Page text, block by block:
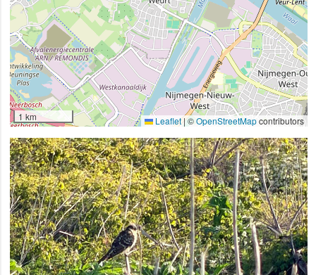
1 km Leaflet|©OpenStreetMapcontributors